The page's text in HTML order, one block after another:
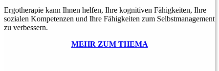
Ergotherapie kann Ihnen helfen, Ihre kogni­ti­ven Fähig­keiten, Ihre
sozialen Kom­petenzen und Ihre Fähigkeiten zum Selbst­management
zu verbessern.
MEHR ZUM THEMA